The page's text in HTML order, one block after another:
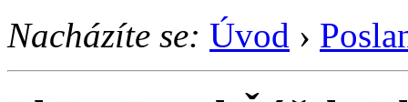
Nacházíte se: Úvod ›